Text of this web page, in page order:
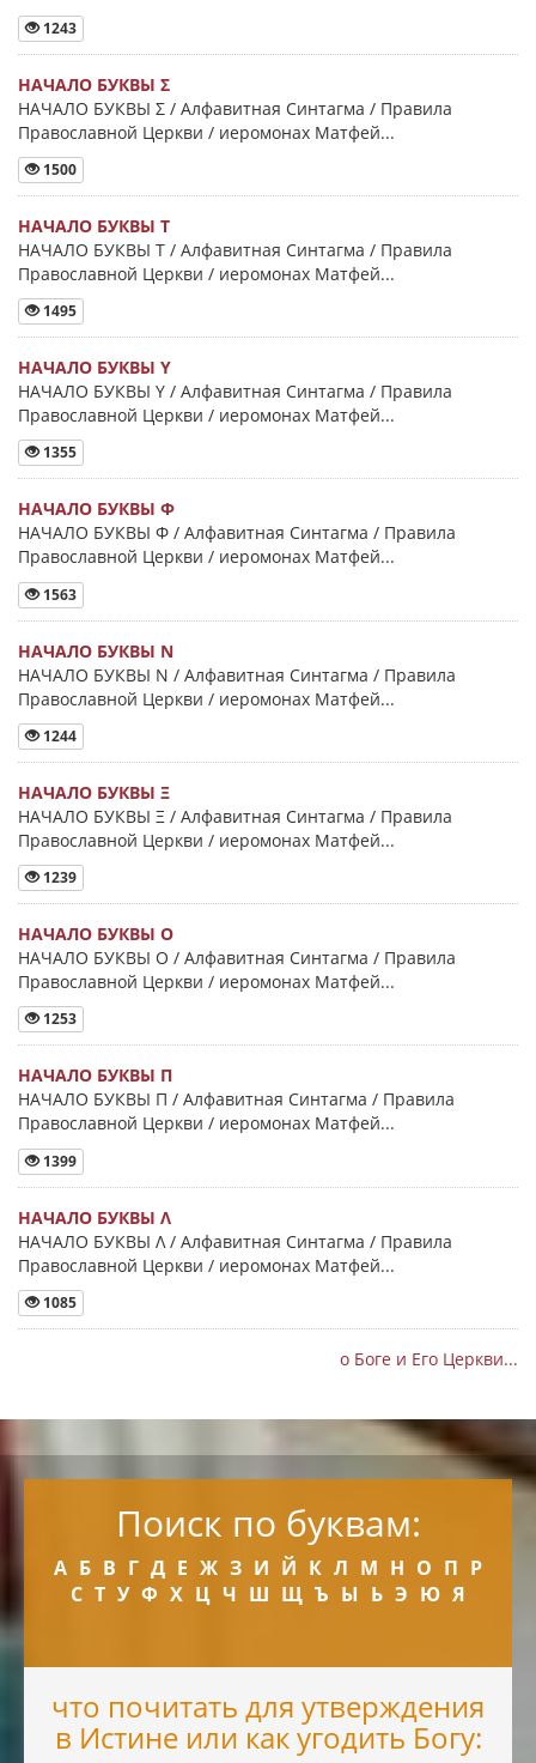
1243
НАЧАЛО БУКВЫ Σ
НАЧАЛО БУКВЫ Σ / Алфавитная Синтагма / Правила
Православной Церкви / иеромонах Матфей...
1500
НАЧАЛО БУКВЫ Τ
НАЧАЛО БУКВЫ Τ / Алфавитная Синтагма / Правила
Православной Церкви / иеромонах Матфей...
1495
НАЧАЛО БУКВЫ Y
НАЧАЛО БУКВЫ Y / Алфавитная Синтагма / Правила
Православной Церкви / иеромонах Матфей...
1355
НАЧАЛО БУКВЫ Φ
НАЧАЛО БУКВЫ Φ / Алфавитная Синтагма / Правила
Православной Церкви / иеромонах Матфей...
1563
НАЧАЛО БУКВЫ Ν
НАЧАЛО БУКВЫ Ν / Алфавитная Синтагма / Правила
Православной Церкви / иеромонах Матфей...
1244
НАЧАЛО БУКВЫ Ξ
НАЧАЛО БУКВЫ Ξ / Алфавитная Синтагма / Правила
Православной Церкви / иеромонах Матфей...
1239
НАЧАЛО БУКВЫ Ο
НАЧАЛО БУКВЫ Ο / Алфавитная Синтагма / Правила
Православной Церкви / иеромонах Матфей...
1253
НАЧАЛО БУКВЫ Π
НАЧАЛО БУКВЫ Π / Алфавитная Синтагма / Правила
Православной Церкви / иеромонах Матфей...
1399
НАЧАЛО БУКВЫ Λ
НАЧАЛО БУКВЫ Λ / Алфавитная Синтагма / Правила
Православной Церкви / иеромонах Матфей...
1085
о Боге и Его Церкви...
Поиск по буквам:
А Б В Г Д Е Ж З И Й К Л М Н О П Р
С Т У Ф Х Ц Ч Ш Щ Ъ Ы Ь Э Ю Я
что почитать для утверждения
в Истине или как угодить Богу: